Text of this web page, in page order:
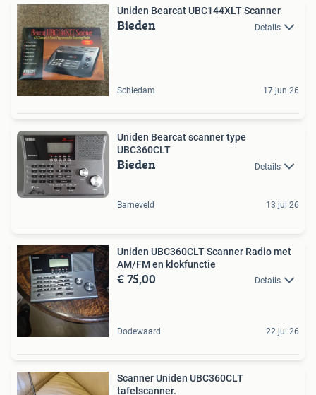
Uniden Bearcat UBC144XLT Scanner
Bieden Details
Schiedam 17 jun 26
Uniden Bearcat scanner type
UBC360CLT
Bieden Details
Barneveld 13 jul 26
Uniden UBC360CLT Scanner Radio met
AM/FM en klokfunctie
€ 75,00 Details
Dodewaard 22 jul 26
Scanner Uniden UBC360CLT
tafelscanner.